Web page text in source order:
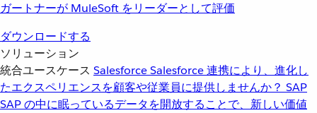
ガートナーが MuleSoft をリーダーとして評価
ダウンロードする
ソリューション
統合ユースケース SalesforceSalesforce 連携により、進化し
たエクスペリエンスを顧客や従業員に提供しませんか？ SAP
SAP の中に眠っているデータを開放することで、新しい価値